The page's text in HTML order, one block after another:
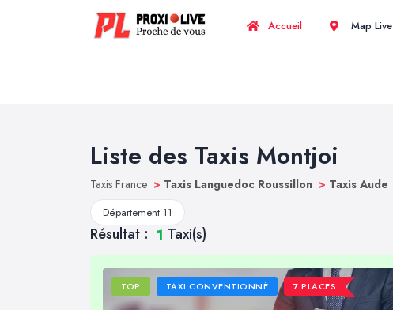
Accueil Map Live
Liste des Taxis Montjoi
Taxis France > Taxis Languedoc Roussillon > Taxis Aude
Département 11
Résultat : 1 Taxi(s)
TOP TAXI CONVENTIONNÉ 7 PLACES